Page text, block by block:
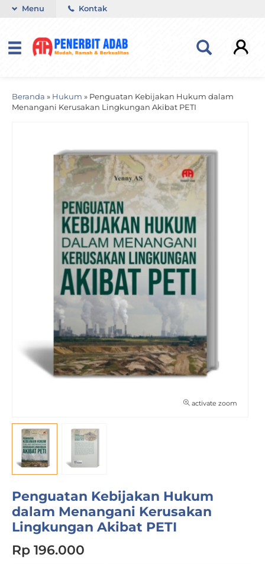
Menu Kontak
Beranda » Hukum » Penguatan Kebijakan Hukum dalam
Menangani Kerusakan Lingkungan Akibat PETI
activate zoom
Penguatan Kebijakan Hukum
dalam Menangani Kerusakan
Lingkungan Akibat PETI
Rp 196.000